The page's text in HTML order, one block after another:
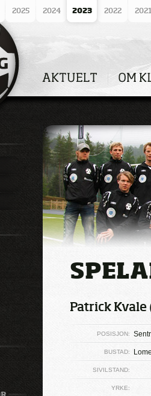
2025 2024 2023 2022
Patrick Kvale
POSISJON:
BUSTAD:
SIVILSTAND:
YRKE: